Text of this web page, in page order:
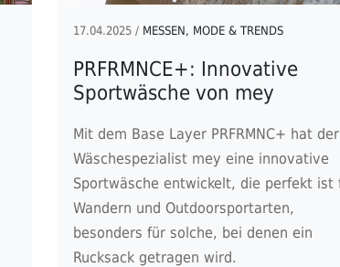
17.04.2025 / MESSEN, MODE & TRENDS
PRFRMNCE+: Innovative
Sportwäsche von mey
Mit dem Base Layer PRFRMNC+ hat der
Wäschespezialist mey eine innovative
Sportwäsche entwickelt, die perfekt ist
Wandern und Outdoorsportarten,
besonders für solche, bei denen ein
Rucksack getragen wird.